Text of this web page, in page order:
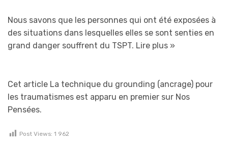
Nous savons que les personnes qui ont été exposées à
des situations dans lesquelles elles se sont senties en
grand danger souffrent du TSPT. Lire plus »
Cet article La technique du grounding (ancrage) pour
les traumatismes est apparu en premier sur Nos
Pensées.
Post Views: 1 962